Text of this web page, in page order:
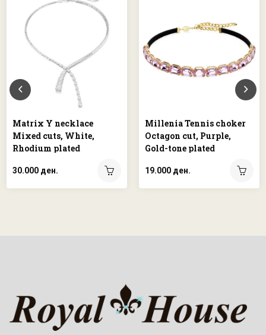
Matrix Y necklace
Mixed cuts, White,
Rhodium plated
30.000 ден.
Millenia Tennis choker
Octagon cut, Purple,
Gold-tone plated
19.000 ден.